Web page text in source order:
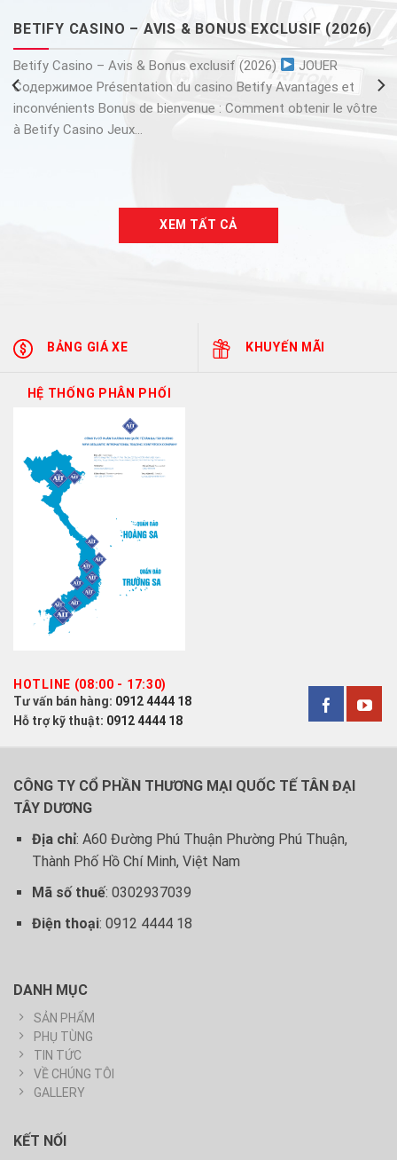
BETIFY CASINO – AVIS & BONUS EXCLUSIF (2026)
Betify Casino – Avis & Bonus exclusif (2026)
JOUER
Содержимое Présentation du casino Betify Avantages et
inconvénients Bonus de bienvenue : Comment obtenir le vôtre
à Betify Casino Jeux...
XEM TẤT CẢ
BẢNG GIÁ XE KHUYẾN MÃI
HỆ THỐNG PHÂN PHỐI
HOTLINE (08:00 - 17:30)
Tư vấn bán hàng: 0912 4444 18
Hỗ trợ kỹ thuật: 0912 4444 18
CÔNG TY CỔ PHẦN THƯƠNG MẠI QUỐC TẾ TÂN ĐẠI
TÂY DƯƠNG
Địa chỉ: A60 Đường Phú Thuận Phường Phú Thuận,
Thành Phố Hồ Chí Minh, Việt Nam
Mã số thuế: 0302937039
Điện thoại: 0912 4444 18
DANH MỤC
SẢN PHẨM
PHỤ TÙNG
TIN TỨC
VỀ CHÚNG TÔI
GALLERY
KẾT NỐI